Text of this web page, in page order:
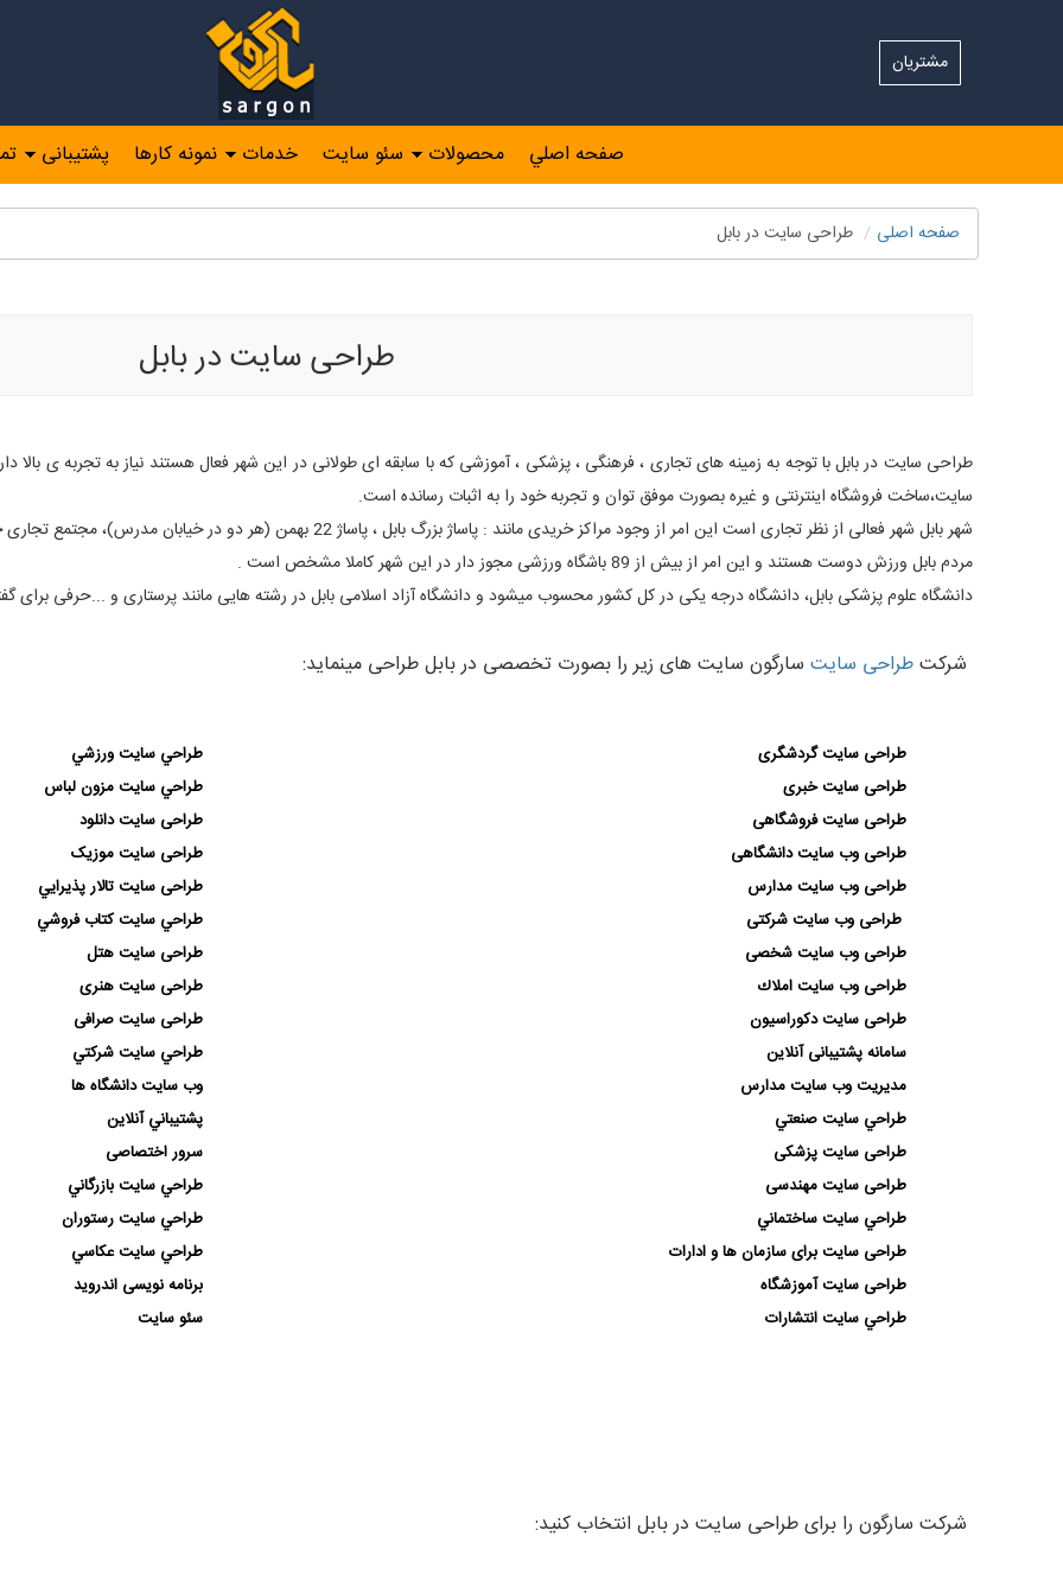
مشتریان
صفحه اصلي محصولات سئو سایت خدمات نمونه کارها پشتیبانی
صفحه اصلی طراحی سایت در بابل
طراحی سایت در بابل
طراحی سایت در بابل با توجه به زمینه های تجاری ، فرهنگی ، پزشکی ، آموزشی که با سابقه ای طولانی در این شهر فعال هستند نیاز به تجربه ی بالا
سایت،ساخت فروشگاه اینترنتی و غیره بصورت موفق توان و تجربه خود را به اثبات رسانده است.
شهر بابل شهر فعالی از نظر تجاری است این امر از وجود مراکز خریدی مانند : پاساژ بزرگ بابل ، پاساژ 22 بهمن (هر دو در خیابان مدرس)، مجتمع تجاری جعفریان،پاساژ آزادی، و.. کاملا مشخص است.
مردم بابل ورزش دوست هستند و این امر از بیش از 89 باشگاه ورزشی مجوز دار در این شهر کاملا مشخص است .
دانشگاه علوم پزشکی بابل، دانشگاه درجه یکی در کل کشور محسوب میشود و دانشگاه آزاد اسلامی بابل در رشته هایی مانند پرستاری و ...حرفی برای
شرکتطراحی سایت سارگون سایت های زیر را بصورت تخصصی در بابل طراحی مینماید:
طراحی سایت گردشگری
طراحی سایت خبری
طراحی سایت فروشگاهی
طراحی وب سایت دانشگاهی
طراحی وب سایت مدارس
طراحی وب سایت شركتی
طراحی وب سایت شخصی
طراحی وب سايت املاك
طراحی سایت دكوراسیون
سامانه پشتيبانی آنلاین
مديريت وب سايت مدارس
طراحي سايت صنعتي
طراحی سایت پزشکی
طراحی سایت مهندسی
طراحي سايت ساختماني
طراحی سایت برای سازمان ها و ادارات
طراحی سایت آموزشگاه
طراحي سايت انتشارات
طراحي سايت ورزشي
طراحي سايت مزون لباس
طراحی سايت دانلود
طراحی سایت موزیک
طراحی سایت تالار پذيرايي
طراحي سايت كتاب فروشي
طراحی سایت هتل
طراحی سایت هنری
طراحی سایت صرافی
طراحي سايت شركتي
وب سايت دانشگاه ها
پشتيباني آنلاين
سرور اختصاصی
طراحي سايت بازرگاني
طراحي سايت رستوران
طراحي سايت عكاسي
برنامه نویسی اندروید
سئو سایت
شرکت سارگون را برای طراحی سایت در بابل انتخاب کنید: